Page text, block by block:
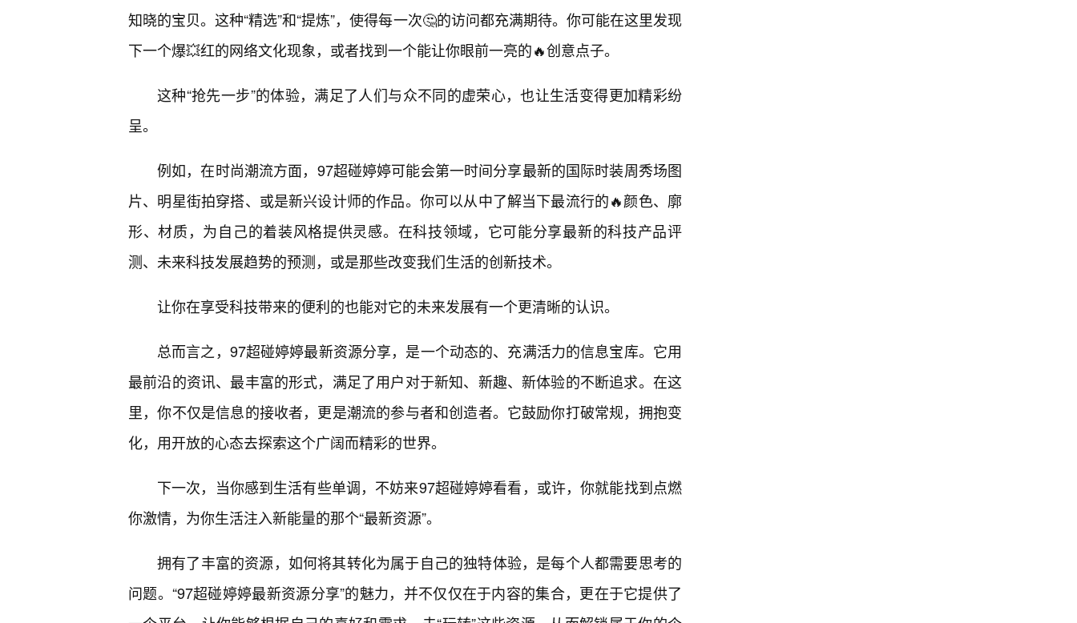
知晓的宝贝。这种“精选”和“提炼”，使得每一次🤔的访问都充满期待。你可能在这里发现
下一个爆💥红的网络文化现象，或者找到一个能让你眼前一亮的🔥创意点子。
这种“抢先一步”的体验，满足了人们与众不同的虚荣心，也让生活变得更加精彩纷
呈。
例如，在时尚潮流方面，97超碰婷婷可能会第一时间分享最新的国际时装周秀场图
片、明星街拍穿搭、或是新兴设计师的作品。你可以从中了解当下最流行的🔥颜色、廓
形、材质，为自己的着装风格提供灵感。在科技领域，它可能分享最新的科技产品评
测、未来科技发展趋势的预测，或是那些改变我们生活的创新技术。
让你在享受科技带来的便利的也能对它的未来发展有一个更清晰的认识。
总而言之，97超碰婷婷最新资源分享，是一个动态的、充满活力的信息宝库。它用
最前沿的资讯、最丰富的形式，满足了用户对于新知、新趣、新体验的不断追求。在这
里，你不仅是信息的接收者，更是潮流的参与者和创造者。它鼓励你打破常规，拥抱变
化，用开放的心态去探索这个广阔而精彩的世界。
下一次，当你感到生活有些单调，不妨来97超碰婷婷看看，或许，你就能找到点燃
你激情，为你生活注入新能量的那个“最新资源”。
拥有了丰富的资源，如何将其转化为属于自己的独特体验，是每个人都需要思考的
问题。“97超碰婷婷最新资源分享”的魅力，并不仅仅在于内容的集合，更在于它提供了